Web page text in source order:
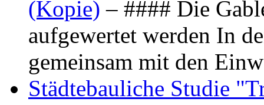
(Kopie) – #### Die
aufgewertet werden In
gemeinsam mit den
Städtebauliche Studie